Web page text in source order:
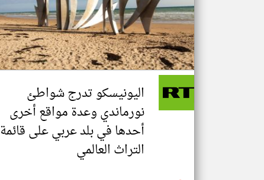
اليونيسكو تدرج شواطئ
نورماندي وعدة مواقع أخرى
أحدها في بلد عربي على قائمة
التراث العالمي